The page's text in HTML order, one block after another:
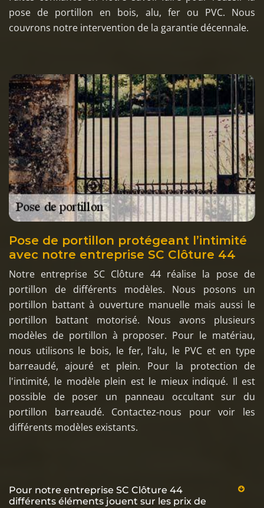
pose de portillon en bois, alu, fer ou PVC. Nous
couvrons notre intervention de la garantie décennale.
Pose de portillon protégeant l’intimité
avec notre entreprise SC Clôture 44
Notre entreprise SC Clôture 44 réalise la pose de
portillon de différents modèles. Nous posons un
portillon battant à ouverture manuelle mais aussi le
portillon battant motorisé. Nous avons plusieurs
modèles de portillon à proposer. Pour le matériau,
nous utilisons le bois, le fer, l’alu, le PVC et en type
barreaudé, ajouré et plein. Pour la protection de
l'intimité, le modèle plein est le mieux indiqué. Il est
possible de poser un panneau occultant sur du
portillon barreaudé. Contactez-nous pour voir les
différents modèles existants.
Pour notre entreprise SC Clôture 44
différents éléments jouent sur les prix de